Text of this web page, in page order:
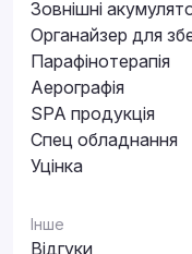
Зовнішні
Органайзер для
Парафінотерапія
Аерографія
SPA продукція
Спец обладнання
Уцінка
Інше
Відгуки